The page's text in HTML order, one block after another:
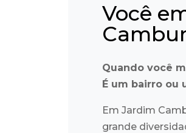
Você
Quando você
É um bairro ou
Em Jardim
grande